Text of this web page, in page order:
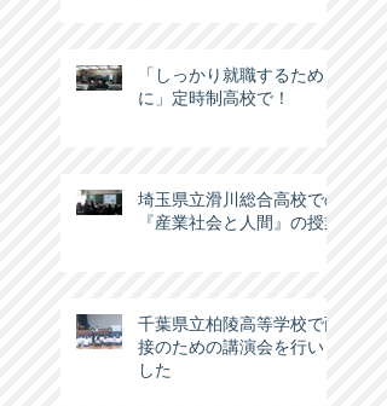
「しっかり就職するため
に」定時制高校で！
埼玉県立滑川総合高校での
『産業社会と人間』の授業
千葉県立柏陵高等学校で面
接のための講演会を行いま
した